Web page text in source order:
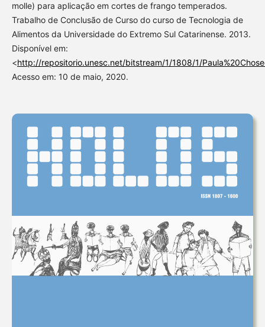
molle) para aplicação em cortes de frango temperados.
Trabalho de Conclusão de Curso do curso de Tecnologia de
Alimentos da Universidade do Extremo Sul Catarinense. 2013.
Disponível em:
<http://repositorio.unesc.net/bitstream/1/1808/1/
Acesso em: 10 de maio, 2020.